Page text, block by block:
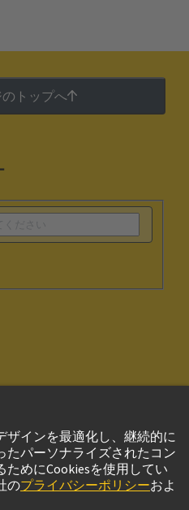
トップへ